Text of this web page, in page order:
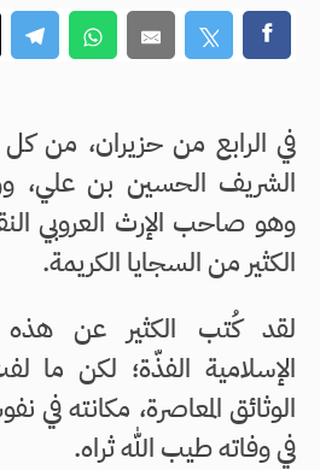
في الرابع من حزيران، من
وهو صاحب الإرث العروبي
الكثير من السجايا الكريمة.
لقد كُتب الكثير عن هذه
الإسلامية الفذّة؛ لكن
الوثائق المعاصرة، مكانته في
في وفاته طيب الله ثراه.